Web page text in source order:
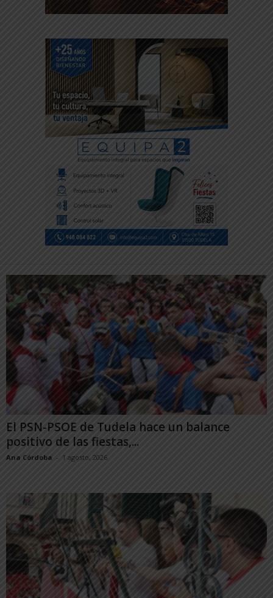
El PSN-PSOE de Tudela hace un balance
positivo de las fiestas,...
Ana Córdoba - 1 agosto, 2026